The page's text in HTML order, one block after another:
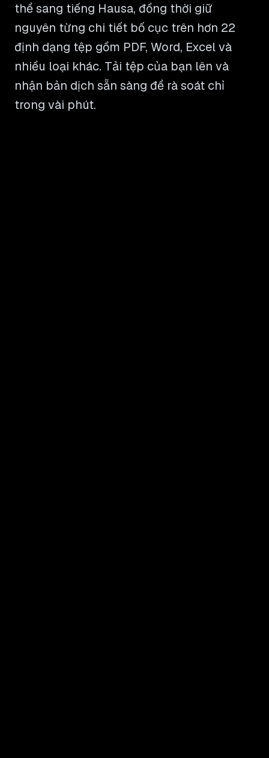
thể sang tiếng Hausa, đồng thời giữ
nguyên từng chi tiết bố cục trên hơn 22
định dạng tệp gồm PDF, Word, Excel và
nhiều loại khác. Tải tệp của bạn lên và
nhận bản dịch sẵn sàng để rà soát chỉ
trong vài phút.